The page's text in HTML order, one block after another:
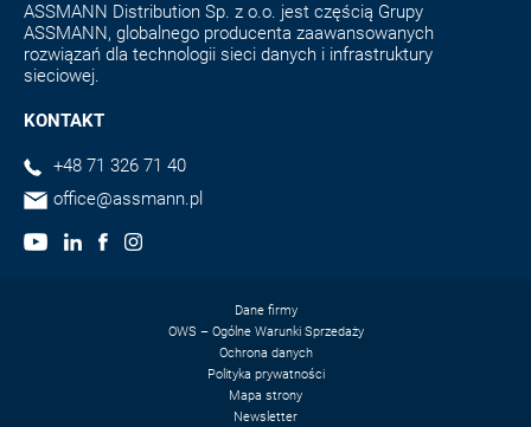
ASSMANN Distribution Sp. z o.o. jest częścią Grupy
ASSMANN, globalnego producenta zaawansowanych
rozwiązań dla technologii sieci danych i infrastruktury
sieciowej.
KONTAKT
+48 71 326 71 40
office@assmann.pl
Dane firmy
OWS – Ogólne Warunki Sprzedaży
Ochrona danych
Polityka prywatności
Mapa strony
Newsletter